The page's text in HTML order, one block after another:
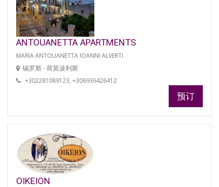
ANTOUANETTA APARTMENTS
MARIA ANTOUANETTA IOANNI ALVERTI
锡罗斯 - 荷莫波利斯
+302281089123, +306936426412
预订
OIKEION